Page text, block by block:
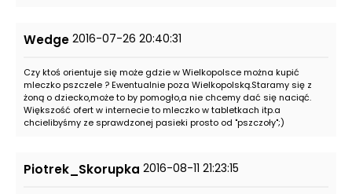
Wedge 2016-07-26 20:40:31
Czy ktoś orientuje się może gdzie w Wielkopolsce można kupić
mleczko pszczele ? Ewentualnie poza Wielkopolską.Staramy się z
żoną o dziecko,może to by pomogło,a nie chcemy dać się naciąć.
Większość ofert w internecie to mleczko w tabletkach itp.a
chcielibyśmy ze sprawdzonej pasieki prosto od "pszczoły";)
Piotrek_Skorupka 2016-08-11 21:23:15